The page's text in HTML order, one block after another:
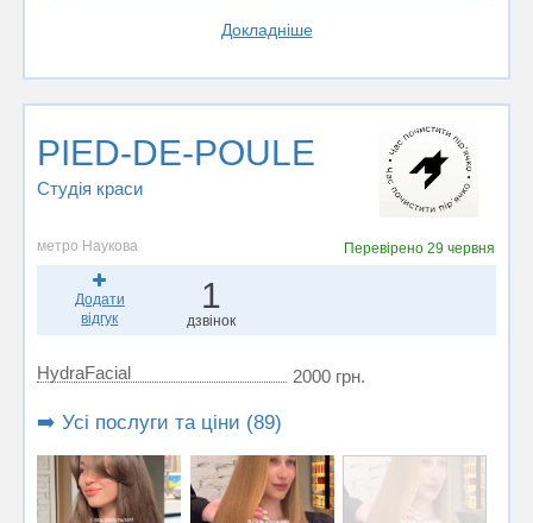
Докладніше
PIED-DE-POULE
Студія краси
метро Наукова Перевірено29 червня
Додати
відгук
1
дзвінок
HydraFacial 2000 грн.
➡️ Усі послуги та ціни (89)